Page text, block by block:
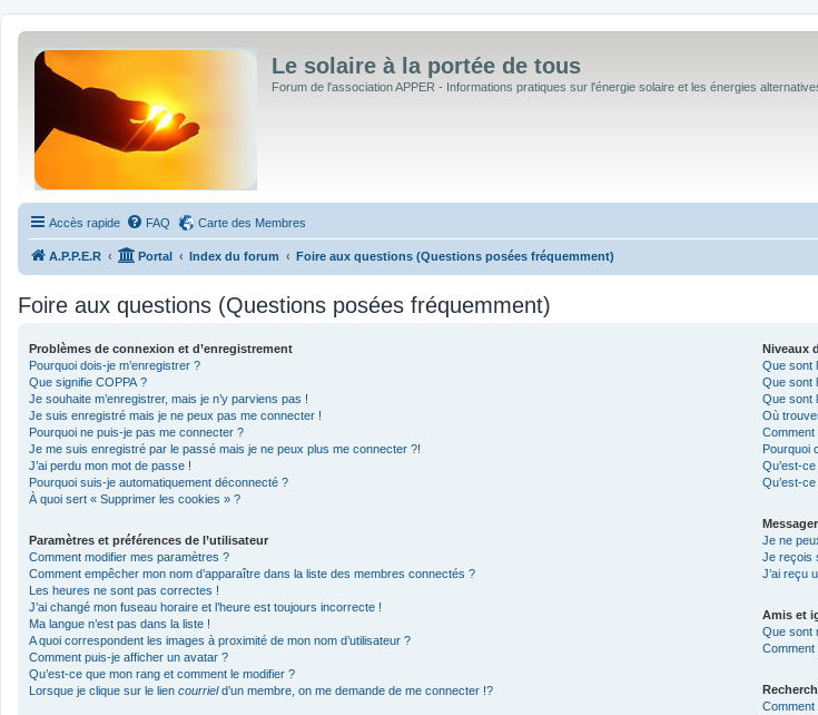
Le solaire à la portée de tous
Forum de l'association APPER - Informations pratiques sur l'énergie solaire et les énergies
Accès rapide FAQ Carte des Membres
A.P.P.E.R Portal Index du forum Foire aux questions (Questions posées fréquemment)
Foire aux questions (Questions posées fréquemment)
Problèmes de connexion et d’enregistrement
Pourquoi dois-je m’enregistrer ?
Que signifie COPPA ?
Je souhaite m’enregistrer, mais je n’y parviens pas !
Je suis enregistré mais je ne peux pas me connecter !
Pourquoi ne puis-je pas me connecter ?
Je me suis enregistré par le passé mais je ne peux plus me connecter ?!
J’ai perdu mon mot de passe !
Pourquoi suis-je automatiquement déconnecté ?
À quoi sert « Supprimer les cookies » ?
Paramètres et préférences de l’utilisateur
Comment modifier mes paramètres ?
Comment empêcher mon nom d’apparaître dans la liste des membres connectés ?
Les heures ne sont pas correctes !
J’ai changé mon fuseau horaire et l’heure est toujours incorrecte !
Ma langue n’est pas dans la liste !
A quoi correspondent les images à proximité de mon nom d’utilisateur ?
Comment puis-je afficher un avatar ?
Qu’est-ce que mon rang et comment le modifier ?
Lorsque je clique sur le lien courrield’un membre, on me demande de me connecter !?
Niveaux
Que sont
Que sont
Que sont
Où
Comment
Pourquoi
Qu’est-
Qu’est-
Je ne
Je reçois
J’ai reçu
Amis et
Que sont
Comment